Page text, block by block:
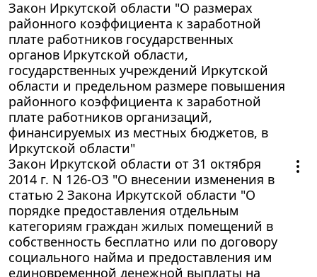
Закон Иркутской области "О размерах
районного коэффициента к заработной
плате работников государственных
органов Иркутской области,
государственных учреждений Иркутской
области и предельном размере повышения
районного коэффициента к заработной
плате работников организаций,
финансируемых из местных бюджетов, в
Иркутской области"
Закон Иркутской области от 31 октября
2014 г. N 126-ОЗ "О внесении изменения в
статью 2 Закона Иркутской области "О
порядке предоставления отдельным
категориям граждан жилых помещений в
собственность бесплатно или по договору
социального найма и предоставления им
единовременной денежной выплаты на